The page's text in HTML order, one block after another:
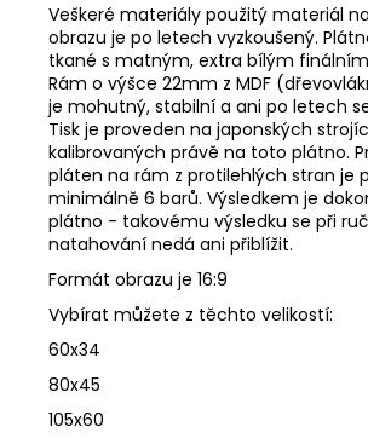
Veškeré materiály použitý materiál
obrazu je po letech vyzkoušený.
tkané s matným, extra bílým
Rám o výšce 22mm z MDF
je mohutný, stabilní a ani po letech
Tisk je proveden na japonských
kalibrovaných právě na toto plátno.
pláten na rám z protilehlých stran je
minimálně 6 barů. Výsledkem je
plátno - takovému výsledku se při
natahování nedá ani přiblížit.
Formát obrazu je 16:9
Vybírat můžete z těchto velikostí:
60x34
80x45
105x60